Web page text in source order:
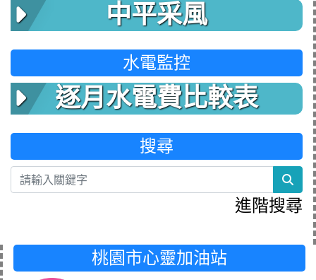
中平采風
水電監控
逐月水電費比較表
搜尋
進階搜尋
桃園市心靈加油站